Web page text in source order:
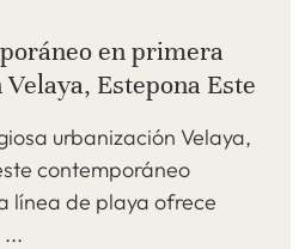
en primera
Estepona Este
urbanización Velaya,
contemporáneo
línea de playa ofrece